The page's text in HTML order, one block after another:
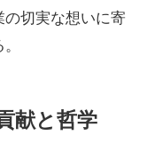
切実な想いに寄
献と哲学